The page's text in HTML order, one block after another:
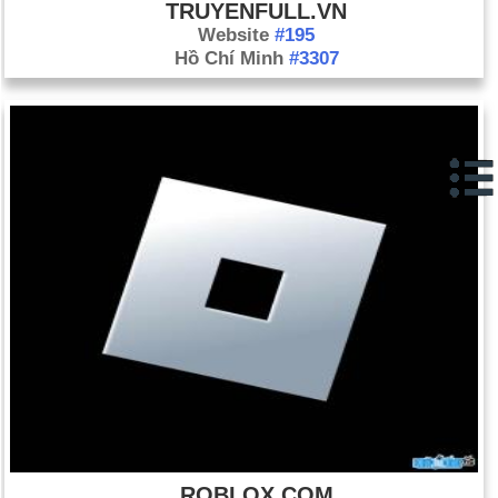
ổn định và mối quan hệ ấm áp hơn.
Tháng Hai 17: Hội đồng Nhân quyền Liên Hiệp Quốc phát hành
một báo cáo cáo buộc Bắc Triều Tiên của tội ác chống lại nhân
loại và so sánh các chế độ đó của Đức Quốc Xã. Báo cáo này
nỗi kinh hoàng phải chịu đựng bởi các tù nhân chính trị-người
đánh số từ 80.000 đến 120.000. Hội đồng khuyến cáo rằng
Bắc Triều Tiên được chuyển đến Tòa án Hình sự Quốc tế.
Tháng Ba 10: Bắc Triều Tiên tổ chức bầu cử lập pháp. Được
coi là một cuộc bầu cử giả tạo cho Quốc hội bù nhìn, chỉ có
một ứng cử viên xuất hiện trên lá phiếu cho mỗi quận. Không
một phiếu biểu quyết được đúc chống lại ứng cử viên ủng hộ
chính phủ, và các cử tri đi bầu là 100%.
Tháng Ba 24: Một thẩm phán tại Ai Cập câu 529 người đến
Morsi vào tháng năm 2013. Khoảng 400 người bị kết án vắng
TRUYENFULL.VN
Website #195
Hồ Chí Minh #3307